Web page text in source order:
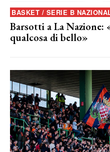
BASKET / SERIE B
Barsotti a La Nazione:
qualcosa di bello»